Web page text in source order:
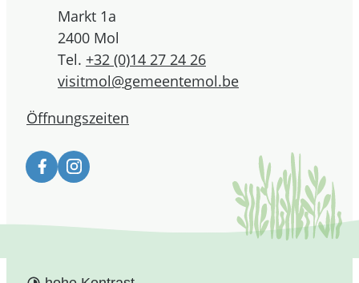
AdresseMarkt 1a
,2400 Mol
+32 (0)14 27 24 26
E-Mailvisitmol@gemeentemol.be
Öffnungszeiten
FacebookInstagram